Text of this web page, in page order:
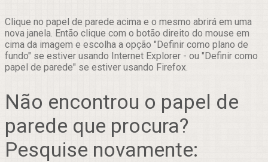
Clique no papel de parede acima e o mesmo abrirá em uma
nova janela. Então clique com o botão direito do mouse em
cima da imagem e escolha a opção "Definir como plano de
fundo" se estiver usando Internet Explorer - ou "Definir como
papel de parede" se estiver usando Firefox.
Não encontrou o papel de
parede que procura?
Pesquise novamente: